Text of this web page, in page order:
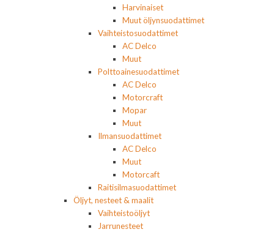
Harvinaiset
Muut öljynsuodattimet
Vaihteistosuodattimet
AC Delco
Muut
Polttoainesuodattimet
AC Delco
Motorcraft
Mopar
Muut
Ilmansuodattimet
AC Delco
Muut
Motorcaft
Raitisilmasuodattimet
Öljyt, nesteet & maalit
Vaihteistoöljyt
Jarrunesteet